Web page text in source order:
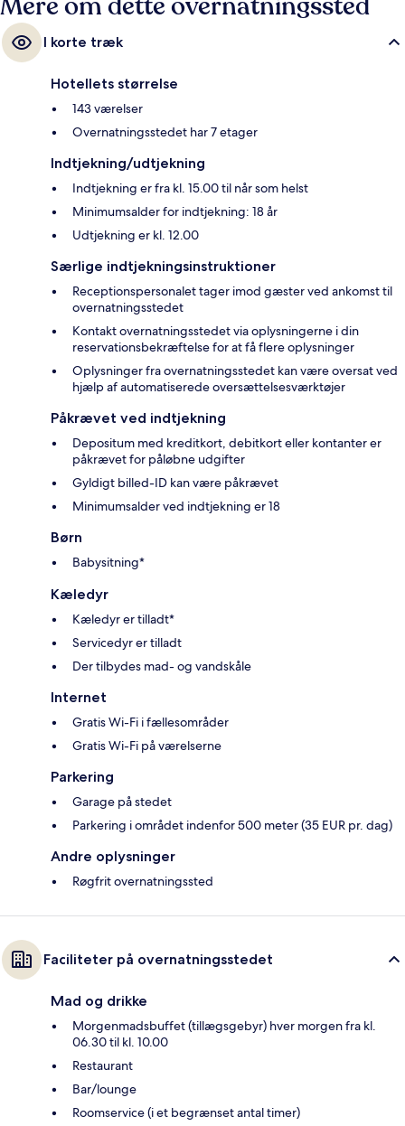
I korte træk
Hotellets størrelse
143 værelser
Overnatningsstedet har 7 etager
Indtjekning/udtjekning
Indtjekning er fra kl. 15.00 til når som helst
Minimumsalder for indtjekning: 18 år
Udtjekning er kl. 12.00
Særlige indtjekningsinstruktioner
Receptionspersonalet tager imod gæster ved ankomst til
overnatningsstedet
Kontakt overnatningsstedet via oplysningerne i din
reservationsbekræftelse for at få flere oplysninger
Oplysninger fra overnatningsstedet kan være oversat ved
hjælp af automatiserede oversættelsesværktøjer
Påkrævet ved indtjekning
Depositum med kreditkort, debitkort eller kontanter er
påkrævet for påløbne udgifter
Gyldigt billed-ID kan være påkrævet
Minimumsalder ved indtjekning er 18
Børn
Babysitning*
Kæledyr
Kæledyr er tilladt*
Servicedyr er tilladt
Der tilbydes mad- og vandskåle
Internet
Gratis Wi-Fi i fællesområder
Gratis Wi-Fi på værelserne
Parkering
Garage på stedet
Parkering i området indenfor 500 meter (35 EUR pr. dag)
Andre oplysninger
Røgfrit overnatningssted
Faciliteter på overnatningsstedet
Mad og drikke
Morgenmadsbuffet (tillægsgebyr) hver morgen fra kl.
06.30 til kl. 10.00
Restaurant
Bar/lounge
Roomservice (i et begrænset antal timer)